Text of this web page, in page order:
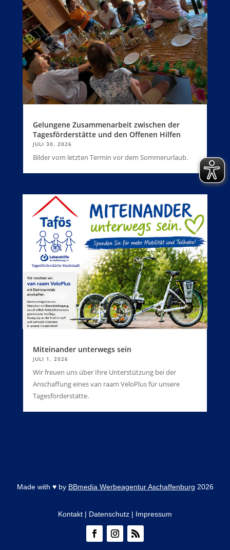
Gelungene Zusammenarbeit zwischen der
Tagesförderstätte und den Offenen Hilfen
JULI 30, 2026
Bilder vom letzten Termin vor dem Sommerurlaub.
Miteinander unterwegs sein
JULI 1, 2026
Wir freuen uns über Ihre Unterstützung bei der
Anschaffung eines van raam VeloPlus für unsere
Tagesförderstätte.
Made with ♥by BBmedia Werbeagentur Aschaffenburg 2026
Kontakt | Datenschutz | Impressum